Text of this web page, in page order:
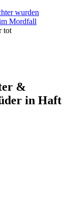
tot
&
in Haft